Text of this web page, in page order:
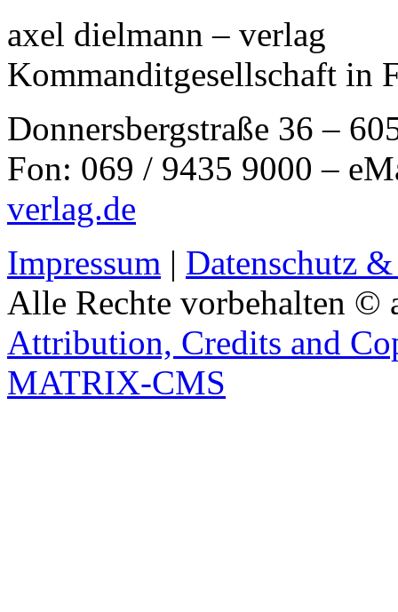
axel dielmann – verlag
Kommanditgesellschaft in
Donnersbergstraße 36 –
Fon: 069 / 9435 9000 –
verlag.de
Impressum | Datenschutz
Alle Rechte vorbehalten ©
Attribution, Credits and
MATRIX-CMS